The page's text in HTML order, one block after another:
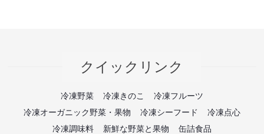
クイックリンク
冷凍野菜 冷凍きのこ
冷凍フルーツ
冷凍オーガニック野菜・果物
冷凍シーフード
冷凍点心
冷凍調味料
新鮮な野菜と果物 缶詰食品